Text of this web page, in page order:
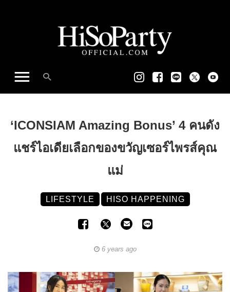
‘ICONSIAM Amazing Bonus’ 4 คนดัง
แชร์ไอเดียเลือกของขวัญเซอร์ไพรส์คุณ
แม่
LIFESTYLE HISO HAPPENING
6 years ago